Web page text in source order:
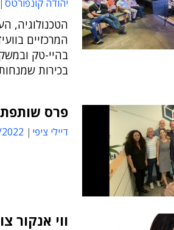
יהודה קונפורטס
הטכנולוגיה,
המרכזיים
בהיי-טק
בכירות
פרס שותפת
דיילי ציפי 16:46
ווי אנקור